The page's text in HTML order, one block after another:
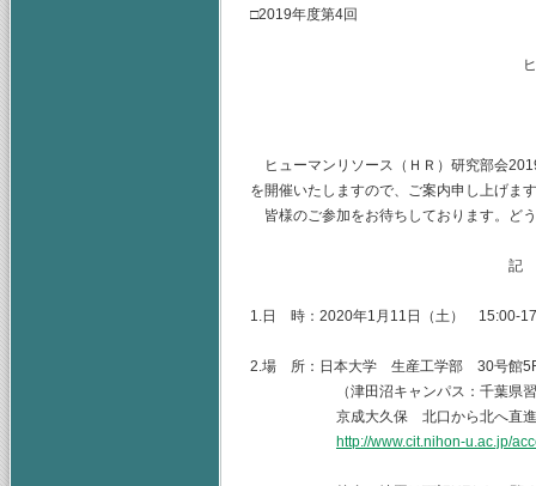
□2019年度第4回
ヒューマンリソース
ヒューマンリソース（ＨＲ）研究部会
を開催いたしますので、ご案内申し上げま
皆様のご参加をお待ちしております。ど
記
1.日 時：2020年1月11日（土） 15:00-
2.場 所：日本大学 生産工学部 30号館
（津田沼キャンパス：千葉県習志
京成大久保 北口から北へ直進
http://www.cit.nihon-u.ac.jp/